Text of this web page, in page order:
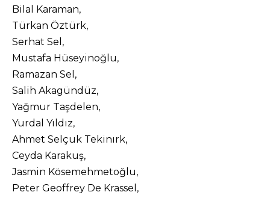
Bilal Karaman,
Türkan Öztürk,
Serhat Sel,
Mustafa Hüseyinoğlu,
Ramazan Sel,
Salih Akagündüz,
Yağmur Taşdelen,
Yurdal Yıldız,
Ahmet Selçuk Tekinırk,
Ceyda Karakuş,
Jasmin Kösemehmetoğlu,
Peter Geoffrey De Krassel,